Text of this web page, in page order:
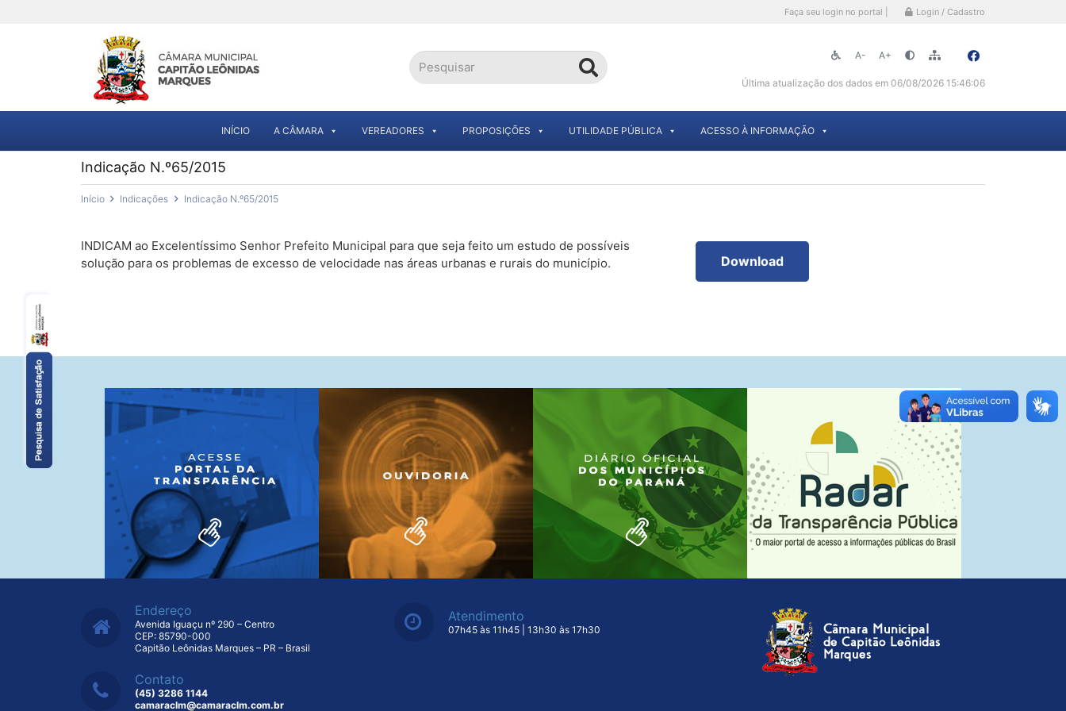
Faça seu login no portal | Login / Cadastro
A- A+
Última atualização dos dados em 06/08/2026 15:46:06
INÍCIO A CÂMARA VEREADORES PROPOSIÇÕES UTILIDADE PÚBLICA ACESSO À INFORMAÇÃO
Indicação N.º65/2015
Início Indicações Indicação N.º65/2015
INDICAM ao Excelentíssimo Senhor Prefeito Municipal para que seja feito um estudo de possíveis
solução para os problemas de excesso de velocidade nas áreas urbanas e rurais do município.
Download
Endereço
Avenida Iguaçu nº 290 – Centro
CEP: 85790-000
Capitão Leônidas Marques – PR – Brasil
Contato
(45) 3286 1144
camaraclm@camaraclm.com.br
Atendimento
07h45 às 11h45 | 13h30 às 17h30